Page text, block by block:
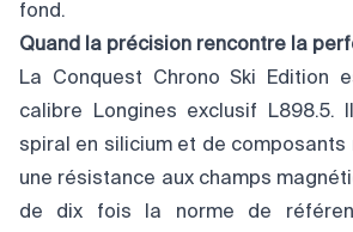
fond.
Quand la précision rencontre la
La Conquest Chrono Ski Edition
calibre Longines exclusif L898.5.
spiral en silicium et de
une résistance aux champs
de dix fois la norme de